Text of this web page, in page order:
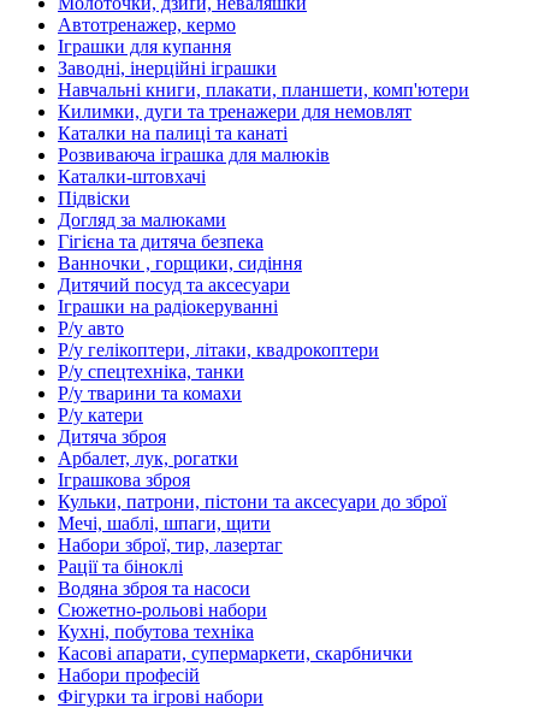
Автотренажер, кермо
Іграшки для купання
Заводні, інерційні іграшки
Навчальні книги, плакати, планшети, комп'ютери
Килимки, дуги та тренажери для немовлят
Каталки на палиці та канаті
Розвиваюча іграшка для малюків
Каталки-штовхачі
Підвіски
Догляд за малюками
Гігієна та дитяча безпека
Ванночки , горщики, сидіння
Дитячий посуд та аксесуари
Іграшки на радіокеруванні
Р/у авто
Р/у гелікоптери, літаки, квадрокоптери
Р/у спецтехніка, танки
Р/у тварини та комахи
Р/у катери
Дитяча зброя
Арбалет, лук, рогатки
Іграшкова зброя
Кульки, патрони, пістони та аксесуари до зброї
Мечі, шаблі, шпаги, щити
Набори зброї, тир, лазертаг
Рації та біноклі
Водяна зброя та насоси
Сюжетно-рольові набори
Кухні, побутова техніка
Касові апарати, супермаркети, скарбнички
Набори професій
Фігурки та ігрові набори